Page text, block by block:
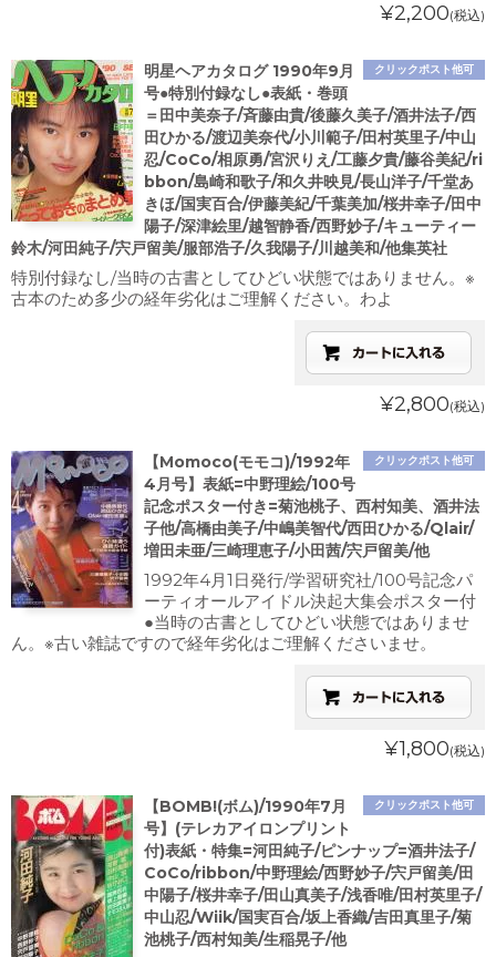
¥2,200(税込)
クリックポスト他可
明星ヘアカタログ 1990年9月
号●特別付録なし●表紙・巻頭
＝田中美奈子/斉藤由貴/後藤久美子/酒井法子/西
田ひかる/渡辺美奈代/小川範子/田村英里子/中山
忍/CoCo/相原勇/宮沢りえ/工藤夕貴/藤谷美紀/ri
bbon/島崎和歌子/和久井映見/長山洋子/千堂あ
きほ/国実百合/伊藤美紀/千葉美加/桜井幸子/田中
陽子/深津絵里/越智静香/西野妙子/キューティー
鈴木/河田純子/宍戸留美/服部浩子/久我陽子/川越美和/他集英社
特別付録なし/当時の古書としてひどい状態ではありません。※
古本のため多少の経年劣化はご理解ください。わよ
¥2,800(税込)
クリックポスト他可
【Momoco(モモコ)/1992年
4月号】表紙=中野理絵/100号
記念ポスター付き=菊池桃子、西村知美、酒井法
子他/高橋由美子/中嶋美智代/西田ひかる/Qlair/
増田未亜/三崎理恵子/小田茜/宍戸留美/他
1992年4月1日発行/学習研究社/100号記念パ
ーティオールアイドル決起大集会ポスター付
●当時の古書としてひどい状態ではありませ
ん。※古い雑誌ですので経年劣化はご理解くださいませ。
¥1,800(税込)
クリックポスト他可
【BOMB!(ボム)/1990年7月
号】(テレカアイロンプリント
付)表紙・特集=河田純子/ピンナップ=酒井法子/
CoCo/ribbon/中野理絵/西野妙子/宍戸留美/田
中陽子/桜井幸子/田山真美子/浅香唯/田村英里子/
中山忍/Wiik/国実百合/坂上香織/吉田真里子/菊
池桃子/西村知美/生稲晃子/他